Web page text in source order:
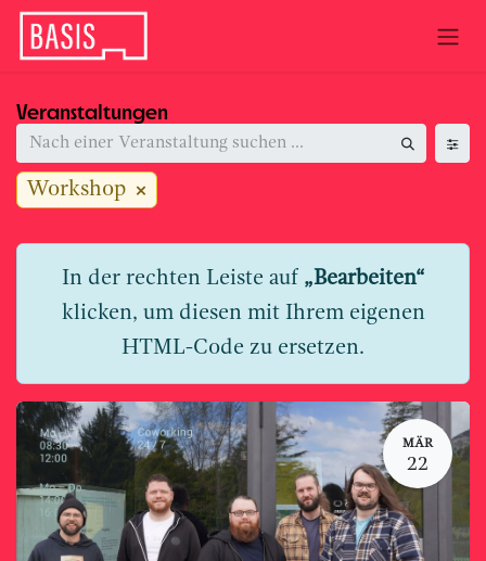
Zum Inhalt springen
Veranstaltungen
Workshop
In der rechten Leiste auf „Bearbeiten“
klicken, um diesen mit Ihrem eigenen
HTML-Code zu ersetzen.
MÄR
22